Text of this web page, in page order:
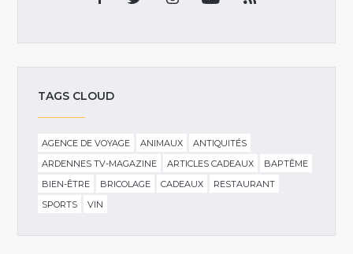
TAGS CLOUD
AGENCE DE VOYAGE ANIMAUX
ANTIQUITÉS
ARDENNES TV-MAGAZINE
ARTICLES CADEAUX
BAPTÊME
BIEN-ÊTRE
BRICOLAGE CADEAUX
RESTAURANT
SPORTS
VIN